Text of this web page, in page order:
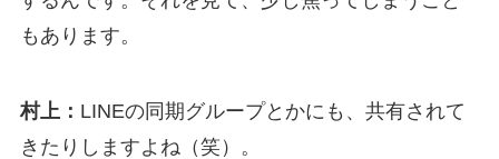
もあります。
村上： LINEの同期グループとかにも、共有されて
きたりしますよね（笑）。